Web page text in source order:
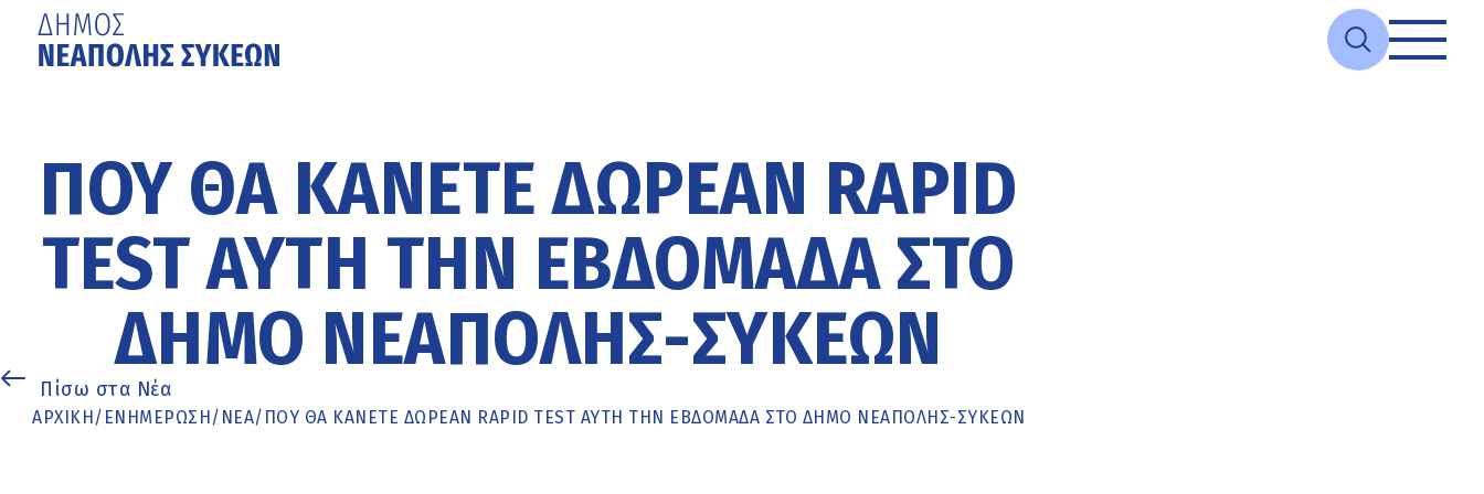
περιεχόμενο
ΠΟΎ ΘΑ ΚΆΝΕΤΕ ΔΩΡΕΆΝ RAPID
TEST ΑΥΤΉ ΤΗΝ ΕΒΔΟΜΆΔΑ ΣΤΟ
ΔΉΜΟ ΝΕΆΠΟΛΗΣ-ΣΥΚΕΏΝ
Πίσω στα Νέα
ΑΡΧΙΚΉ/ ΕΝΗΜΈΡΩΣΗ/ ΝΕΑ/ ΠΟΎ ΘΑ ΚΆΝΕΤΕ ΔΩΡΕΆΝ RAPID TEST ΑΥΤΉ ΤΗΝ ΕΒΔΟΜΆΔΑ ΣΤΟ ΔΉΜΟ ΝΕΆΠΟΛΗΣ-ΣΥΚΕΏΝ